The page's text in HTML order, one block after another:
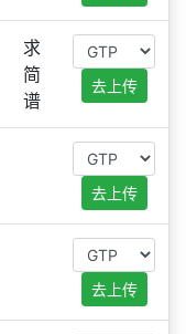
求
简
谱
去上传
去上传
去上传